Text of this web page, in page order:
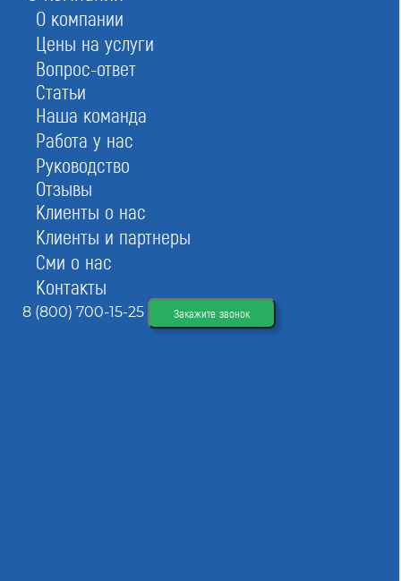
О компании
Цены на услуги
Вопрос-ответ
Статьи
Наша команда
Работа у нас
Руководство
Отзывы
Клиенты о нас
Клиенты и партнеры
Сми о нас
Контакты
8 (800) 700-15-25 Закажите звонок